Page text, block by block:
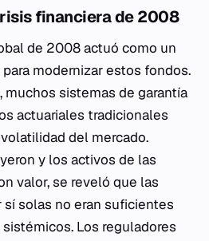
financiera de 2008
de 2008 actuó como un
modernizar estos fondos.
muchos sistemas de garantía
actuariales tradicionales
del mercado.
y los activos de las
valor, se reveló que las
solas no eran suficientes
Los reguladores